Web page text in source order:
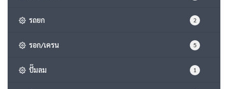
รถยก 2
รอก/เครน 5
ปั๊มลม 1